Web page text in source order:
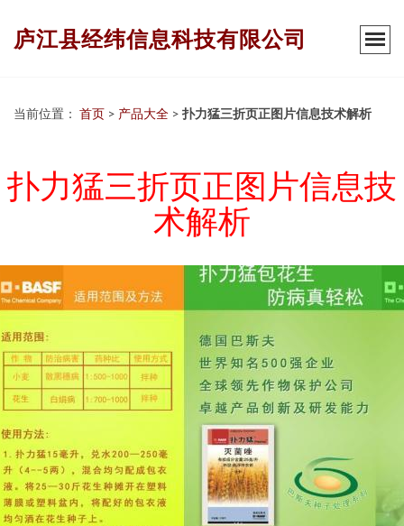
庐江县经纬信息科技有限公司
当前位置： 首页 > 产品大全 > 扑力猛三折页正图片信息技术解析
扑力猛三折页正图片信息技
术解析